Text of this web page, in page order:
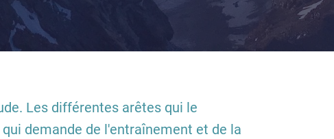
Les différentes arêtes qui le
demande de l'entraînement et de la